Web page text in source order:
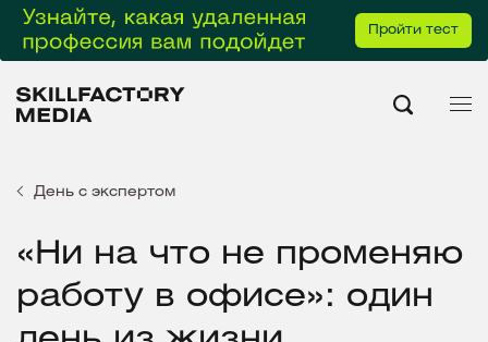
Пройти тест
День с экспертом
«‎Ни на что не променяю
работу в офисе»: один